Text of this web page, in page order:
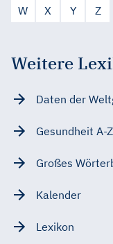
W
X Y Z
Weitere
Daten der
Gesundheit A-Z
Großes
Kalender
Lexikon